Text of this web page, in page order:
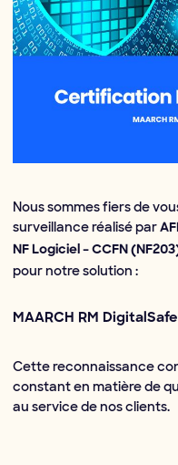
Nous sommes fiers de
surveillance réalisé par
NF Logiciel – CCFN
pour notre solution :
MAARCH RM
Cette reconnaissance
constant en matière de
au service de nos clients.